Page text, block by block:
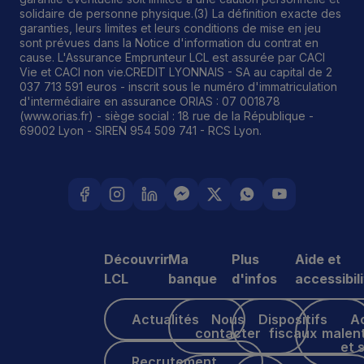
solidaire de personne physique.(3) La définition exacte des
garanties, leurs limites et leurs conditions de mise en jeu
sont prévues dans la Notice d'information du contrat en
cause. L'Assurance Emprunteur LCL est assurée par CACI
Vie et CACI non vie.CREDIT LYONNAIS - SA au capital de 2
037 713 591 euros - inscrit sous le numéro d'immatriculation
d'intermédiaire en assurance ORIAS : 07 001878
(www.orias.fr) - siège social : 18 rue de la République -
69002 Lyon - SIREN 954 509 741 - RCS Lyon.
Découvrir
LCL
Actualités
Actualités
Recrutement
Ma
banque
Nous contacter
Nous
contacter
Plus
d'infos
Dispositifs fiscaux
Dispositifs
fiscaux
Aide et
Accès
et